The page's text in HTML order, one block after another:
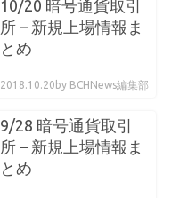
10/20 暗号通貨取引
所 – 新規上場情報ま
とめ
2018.10.20 by BCHNews編集部
9/28 暗号通貨取引
所 – 新規上場情報ま
とめ